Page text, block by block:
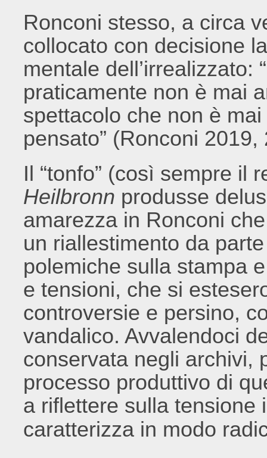
Ronconi stesso, a circa
collocato con decisione
mentale dell’irrealizzato:
praticamente non è mai
spettacolo che non è
pensato” (Ronconi
Il “tonfo” (così sempre il
Heilbronn produsse
amarezza in Ronconi
un riallestimento da
polemiche sulla stampa
e tensioni, che si
controversie e persino,
vandalico. Avvalendoci
conservata negli archivi,
processo produttivo di
a riflettere sulla tensione
caratterizza in modo